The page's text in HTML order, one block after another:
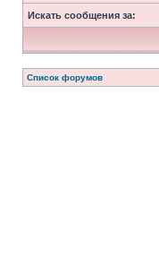
Искать сообщения за:
Список форумов